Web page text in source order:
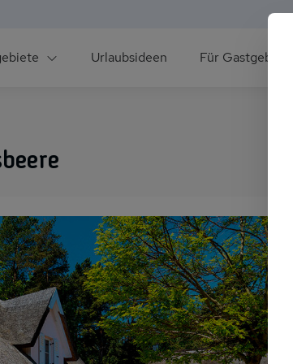
im Winter
Skiurlaub
Urlaubsideen Für Gastgeber